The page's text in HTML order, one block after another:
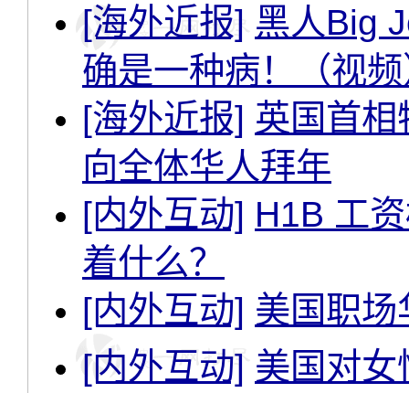
[海外近报] 黑人Big
确是一种病！（视
[海外近报] 英国首相
向全体华人拜年
[内外互动] H1B 工
着什么？
[内外互动] 美国职
[内外互动] 美国对女